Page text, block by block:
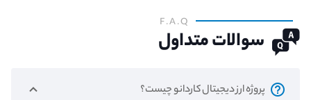
F.A.Q
سوالات متداول
پروژه ارز دیجیتال کاردانو چیست؟